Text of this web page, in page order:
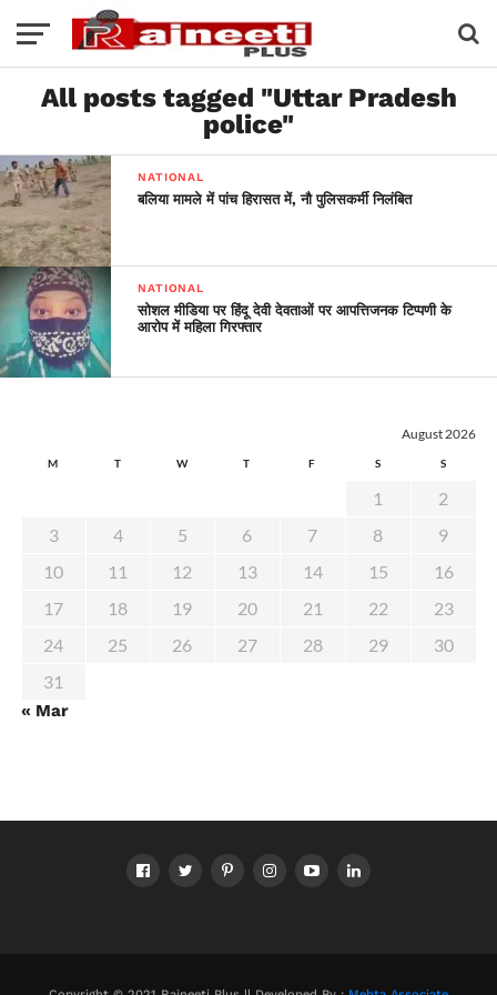
All posts tagged "Uttar Pradesh
police"
NATIONAL
बलिया मामले में पांच हिरासत में, नौ पुलिसकर्मी निलंबित
NATIONAL
सोशल मीडिया पर हिंदू देवी देवताओं पर आपत्तिजनक टिप्पणी के
आरोप में महिला गिरफ्तार
August 2026
M T W T F S S
1
2
3
4 5 6 7 8
9
10
11 12 13 14 15
16
17
18 19 20 21 22
23
24
25 26 27 28 29
30
31
« Mar